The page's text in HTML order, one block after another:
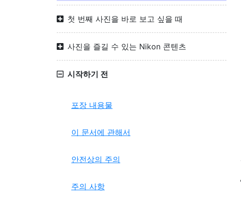
첫 번째 사진을 바로 보고 싶을 때
사진을 즐길 수 있는 Nikon 콘텐츠
시작하기 전
포장 내용물
이 문서에 관해서
안전상의 주의
주의 사항